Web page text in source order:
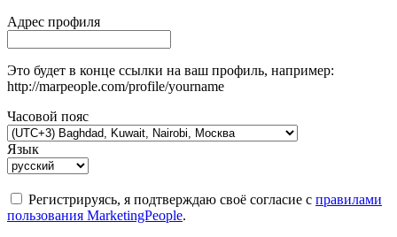
Адрес профиля
Это будет в конце ссылки на ваш профиль, например:
http://marpeople.com/profile/yourname
Часовой пояс
Язык
Регистрируясь, я подтверждаю своё согласие с правилами
пользования MarketingPeople.